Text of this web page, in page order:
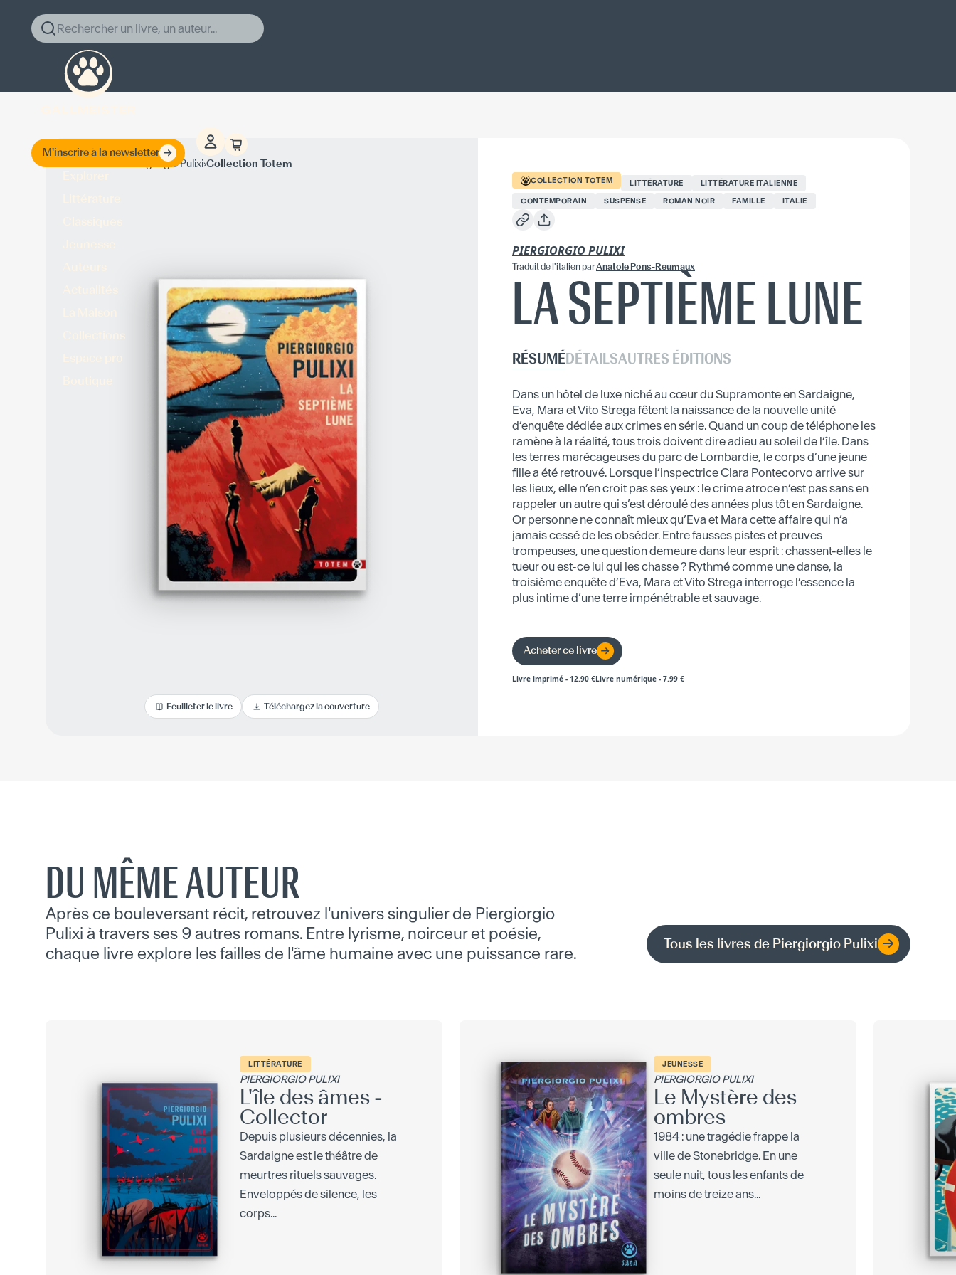
Rechercher un livre, un auteur...
M'inscrire à la newsletter
Piergiorgio Pulixi›Collection Totem
Feuilleter le livre Téléchargez la couverture
COLLECTION TOTEM LITTÉRATURE
LITTÉRATURE ITALIENNE
CONTEMPORAIN
SUSPENSE ROMAN NOIR FAMILLE ITALIE
PIERGIORGIO PULIXI
Traduitde l'italienparAnatole Pons-Reumaux
LA SEPTIÈME LUNE
RÉSUMÉDÉTAILSAUTRES ÉDITIONS
Dans un hôtel de luxe niché au cœur du Supramonte en Sardaigne,
Eva, Mara et Vito Strega fêtent la naissance de la nouvelle unité
d’enquête dédiée aux crimes en série. Quand un coup de téléphone les
ramène à la réalité, tous trois doivent dire adieu au soleil de l’île. Dans
les terres marécageuses du parc de Lombardie, le corps d’une jeune
fille a été retrouvé. Lorsque l’inspectrice Clara Pontecorvo arrive sur
les lieux, elle n’en croit pas ses yeux : le crime atroce n’est pas sans en
rappeler un autre qui s’est déroulé des années plus tôt en Sardaigne.
Or personne ne connaît mieux qu’Eva et Mara cette affaire qui n’a
jamais cessé de les obséder. Entre fausses pistes et preuves
trompeuses, une question demeure dans leur esprit : chassent-elles le
tueur ou est-ce lui qui les chasse ? Rythmé comme une danse, la
troisième enquête d’Eva, Mara et Vito Strega interroge l’essence la
plus intime d’une terre impénétrable et sauvage.
Acheter ce livre
Livre imprimé - 12.90 €Livre numérique - 7.99 €
DU MÊME AUTEUR
Après ce bouleversant récit, retrouvez l'univers singulier de Piergiorgio
Pulixi à travers ses 9 autres romans. Entre lyrisme, noirceur et poésie,
chaque livre explore les failles de l'âme humaine avec une puissance rare.
Tous les livres de Piergiorgio Pulixi
LITTÉRATURE
PIERGIORGIO PULIXI
L'île des âmes -
Collector
Depuis plusieurs décennies, la
Sardaigne est le théâtre de
meurtres rituels sauvages.
Enveloppés de silence, les
corps...
JEUNESSE
PIERGIORGIO PULIXI
Le Mystère des
ombres
1984 : une tragédie frappe la
ville de Stonebridge. En une
seule nuit, tous les enfants de
moins de treize ans...